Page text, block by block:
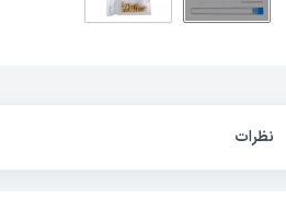
نظرات